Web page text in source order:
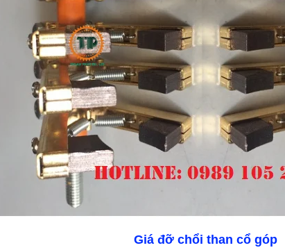
Giá đỡ chổi than cổ góp